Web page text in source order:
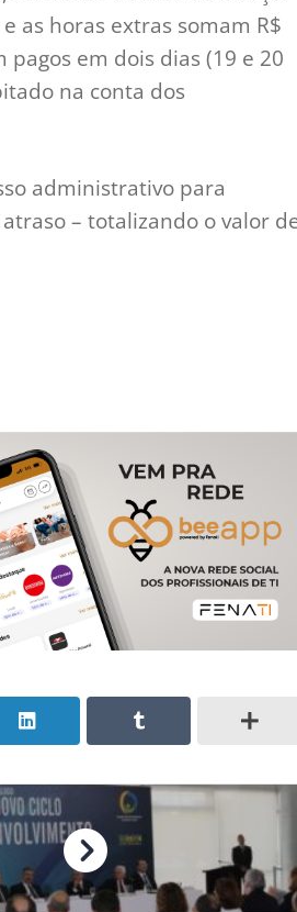
as horas extras somam R$
em dois dias (19 e 20
na conta dos
administrativo para
– totalizando o valor